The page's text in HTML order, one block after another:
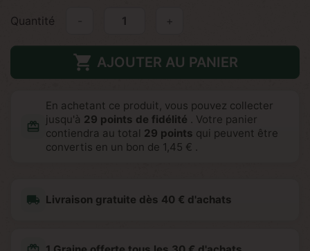
Quantité +
 AJOUTER AU PANIER
redeem
En achetant ce produit, vous pouvez collecter
jusqu'à 29 points de fidélité . Votre panier
contiendra au total 29 points qui peuvent être
convertis en un bon de 1,45 € .
local_shipping Livraison gratuite dès 40 € d'achats